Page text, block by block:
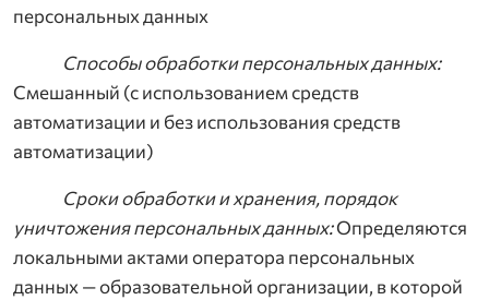
персональных данных
Способы обработки персональных данных:
Смешанный (с использованием средств
автоматизации и без использования средств
автоматизации)
Сроки обработки и хранения, порядок
уничтожения персональных данных:Определяются
локальными актами оператора персональных
данных — образовательной организации, в которой